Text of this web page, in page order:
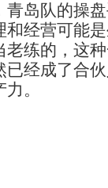
青岛队的操
和经营可能
老练的，这
已经成了合
。